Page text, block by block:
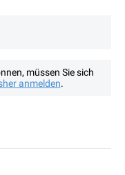
müssen Sie sich
anmelden.